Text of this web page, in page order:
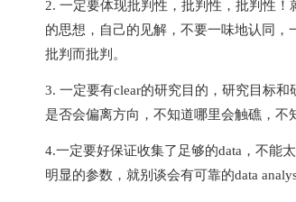
2. 一定要体现批判性，批判性，批判性！
的思想，自己的见解，不要一味地认同，
批判而批判。
3. 一定要有clear的研究目的，研究目标
是否会偏离方向，不知道哪里会触礁，不
4.一定要好保证收集了足够的data，不能
明显的参数，就别谈会有可靠的data